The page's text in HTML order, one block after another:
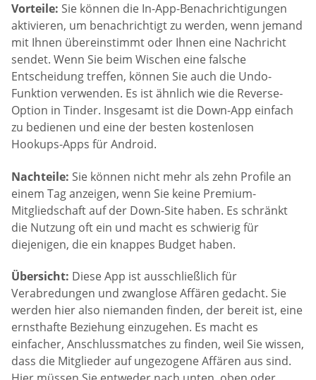
Vorteile: Sie können die In-App-Benachrichtigungen
aktivieren, um benachrichtigt zu werden, wenn jemand
mit Ihnen übereinstimmt oder Ihnen eine Nachricht
sendet. Wenn Sie beim Wischen eine falsche
Entscheidung treffen, können Sie auch die Undo-
Funktion verwenden. Es ist ähnlich wie die Reverse-
Option in Tinder. Insgesamt ist die Down-App einfach
zu bedienen und eine der besten kostenlosen
Hookups-Apps für Android.
Nachteile: Sie können nicht mehr als zehn Profile an
einem Tag anzeigen, wenn Sie keine Premium-
Mitgliedschaft auf der Down-Site haben. Es schränkt
die Nutzung oft ein und macht es schwierig für
diejenigen, die ein knappes Budget haben.
Übersicht: Diese App ist ausschließlich für
Verabredungen und zwanglose Affären gedacht. Sie
werden hier also niemanden finden, der bereit ist, eine
ernsthafte Beziehung einzugehen. Es macht es
einfacher, Anschlussmatches zu finden, weil Sie wissen,
dass die Mitglieder auf ungezogene Affären aus sind.